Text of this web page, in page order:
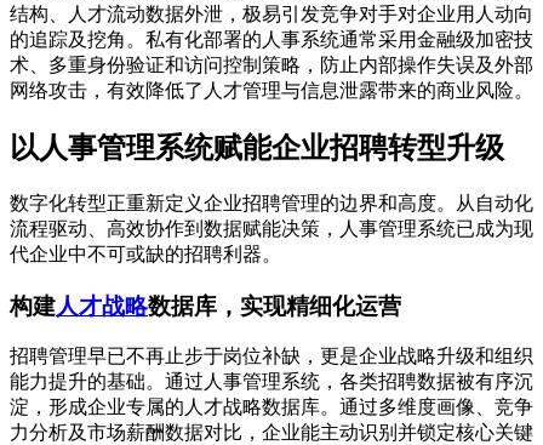
结构、人才流动数据外泄，极易引发竞争对手对企业用人动向
的追踪及挖角。私有化部署的人事系统通常采用金融级加密技
术、多重身份验证和访问控制策略，防止内部操作失误及外部
网络攻击，有效降低了人才管理与信息泄露带来的商业风险。
以人事管理系统赋能企业招聘转型升级
数字化转型正重新定义企业招聘管理的边界和高度。从自动化
流程驱动、高效协作到数据赋能决策，人事管理系统已成为现
代企业中不可或缺的招聘利器。
构建人才战略数据库，实现精细化运营
招聘管理早已不再止步于岗位补缺，更是企业战略升级和组织
能力提升的基础。通过人事管理系统，各类招聘数据被有序沉
淀，形成企业专属的人才战略数据库。通过多维度画像、竞争
力分析及市场薪酬数据对比，企业能主动识别并锁定核心关键